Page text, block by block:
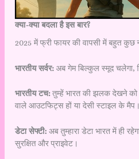
क्या-क्या बदला है इस बार?
2025 में फ्री फायर की वापसी में बहुत
भारतीय सर्वर:अब गेम बिल्कुल स्मूद चलेगा,
भारतीय टच:तुम्हें भारत की झलक देखने को
वाले आउटफिट्स हों या देसी स्टाइल के मैप।
डेटा सेफ्टी: अब तुम्हारा डेटा भारत में ही
सुरक्षित और प्राइवेट।